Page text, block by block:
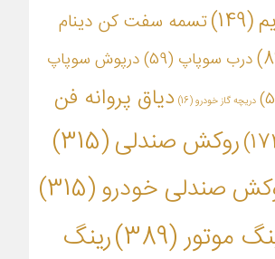
(149)
تسمه سفت کن دینام
درب سوپاپ (59)
درپوش سوپاپ
دریچه گاز خودرو(16)
دیاق پروانه فن
روکش صندلی(315)
صندلی خودرو(315)
موتور(389)
رینگ